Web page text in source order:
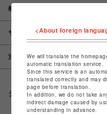
概要
サイズ
注意事項
シェアする
<About foreign
We will translate the
automatic translation service.
Since this service is an
translated correctly and may
page before translation.
In addition, we do not take
indirect damage caused by
understanding in advance.